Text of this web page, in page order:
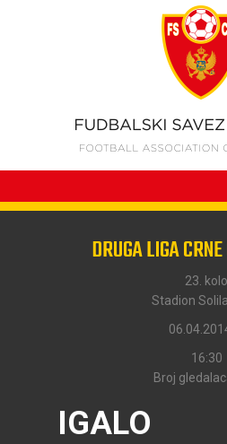
DRUGA LIGA
23. kolo
Stadion
16:30
Broj
IGALO